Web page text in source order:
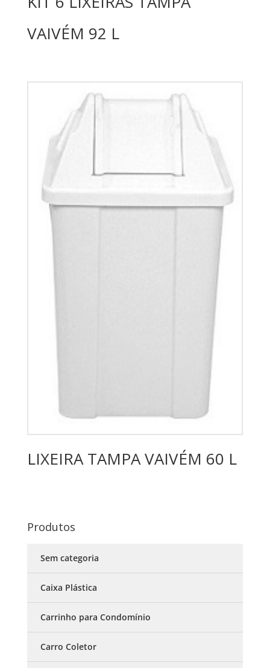
VAIVÉM 92 L
LIXEIRA TAMPA VAIVÉM 60 L
Produtos
Sem categoria
Caixa Plástica
Carrinho para Condomínio
Carro Coletor